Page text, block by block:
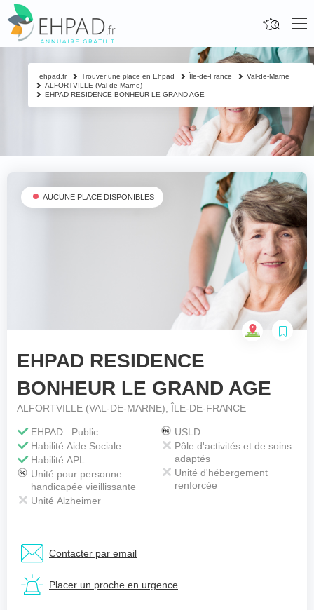
Fermer
Contacter un proche
Nom & prénom du résident à contacter *
Votre téléphone*
AUCUNE PLACE DISPONIBLES
EHPAD RESIDENCE
BONHEUR LE GRAND AGE
ALFORTVILLE (VAL-DE-MARNE), ÎLE-DE-FRANCE
EHPAD : Public
Habilité Aide Sociale
Habilité APL
Unité pour personne
handicapée vieillissante
Unité Alzheimer
USLD
Pôle d'activités et de soins
adaptés
Unité d'hébergement
renforcée
Contacter par email
Placer un proche en urgence
ehpad.fr Trouver une place en Ehpad Île-de-France
Val-de-Marne
ALFORTVILLE (Val-de-Marne)
EHPAD RESIDENCE BONHEUR LE GRAND AGE